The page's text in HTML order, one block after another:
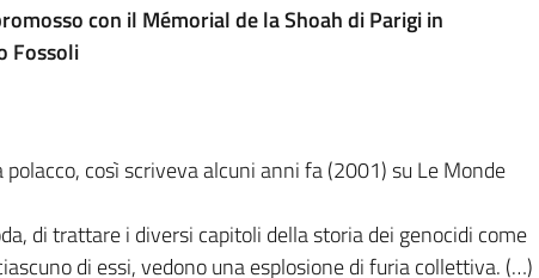
con il Mémorial de la Shoah di Parigi in
Fossoli
così scriveva alcuni anni fa (2001) su Le Monde
di trattare i diversi capitoli della storia dei genocidi come
di essi, vedono una esplosione di furia collettiva. (…)